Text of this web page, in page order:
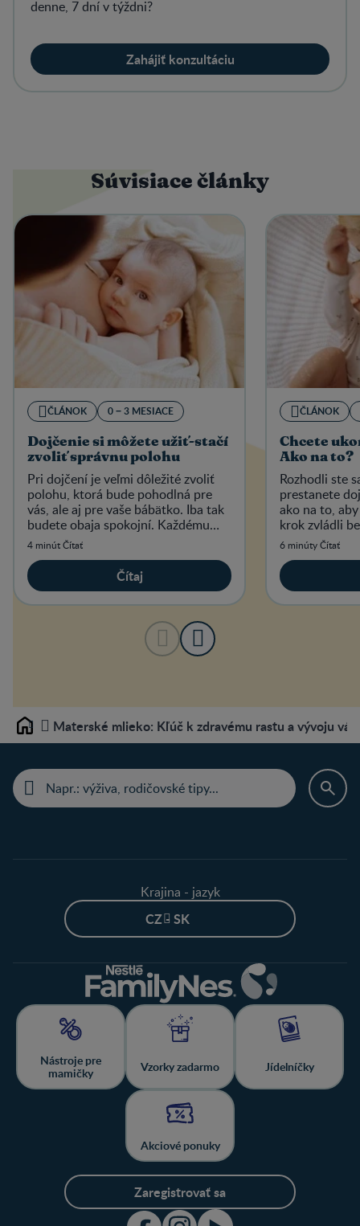
denne, 7 dní v týždni?
Zahájiť konzultáciu
Súvisiace články
ČLÁNOK 0 − 3 MESIACE
Dojčenie si môžete užiť-stačí
zvoliť správnu polohu
Pri dojčení je veľmi dôležité zvoliť
polohu, ktorá bude pohodlná pre
vás, ale aj pre vaše bábätko. Iba tak
budete obaja spokojní. Každému
však vyhovuje niečo iné.
4 minút Čítať
Čítaj
ČLÁNOK
Chcete
Ako na to?
Rozhodli ste
prestanete
ako na to,
krok zvládli
výčitiek.
6 minúty Čítať
Home Materské mlieko: Kľúč k zdravému rastu a vývoju
Krajina - jazyk
CZ - SK
Nástroje pre
mamičky
Vzorky zadarmo Jídelníčky
Akciové ponuky
Zaregistrovať sa